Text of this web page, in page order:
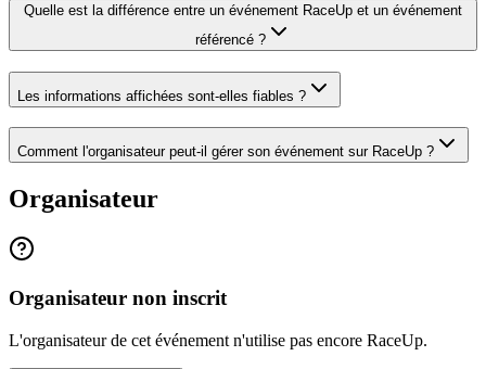
Quelle est la différence entre un événement RaceUp et un événement
référencé ?
Les informations affichées sont-elles fiables ?
Comment l'organisateur peut-il gérer son événement sur RaceUp ?
Organisateur
Organisateur non inscrit
L'organisateur de cet événement n'utilise pas encore RaceUp.